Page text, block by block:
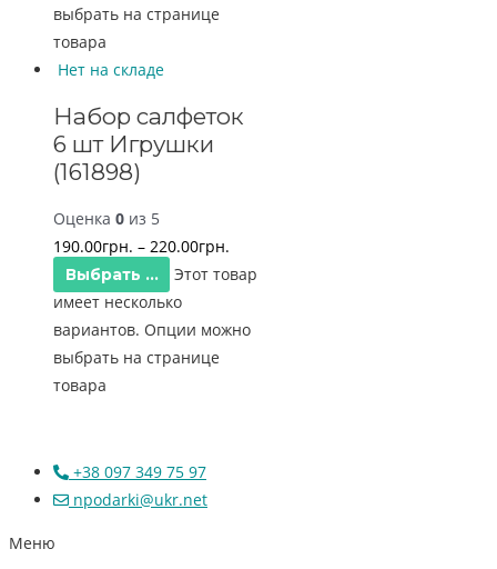
выбрать на странице
товара
Нет на складе
Набор салфеток
6 шт Игрушки
(161898)
Оценка 0 из 5
190.00грн. – 220.00грн.
Выбрать ...
Этот товар
имеет несколько
вариантов. Опции можно
выбрать на странице
товара
+38 097 349 75 97
npodarki@ukr.net
Меню